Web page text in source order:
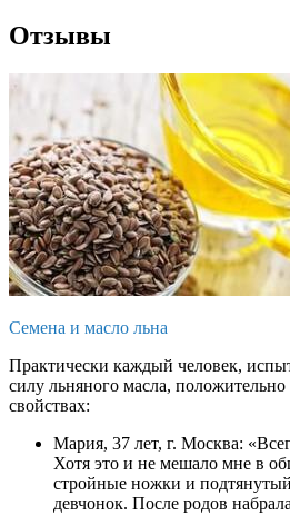
Отзывы
Семена и масло льна
Практически каждый человек,
силу льняного масла, положительно
свойствах:
Мария, 37 лет, г. Москва:
Хотя это и не мешало мне в
стройные ножки и
девчонок. После родов